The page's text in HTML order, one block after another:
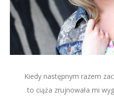
Kiedy następnym razem
to ciąża zrujnowała mi